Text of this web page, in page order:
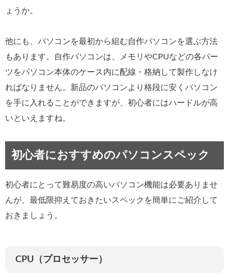
ょうか。
他にも、パソコンを最初から組む自作パソコンを選ぶ方法
もあります。自作パソコンは、メモリやCPUなどの各パー
ツをパソコン本体のケース内に配線・格納して製作しなけ
ればなりません。新品のパソコンより格段に安くパソコン
を手に入れることができますが、初心者にはハードルが高
いといえますね。
初心者におすすめのパソコンスペック
初心者にとって難易度の高いパソコン機能は必要ありませ
んが、最低限抑えておきたいスペックを簡単にご紹介して
おきましょう。
CPU（プロセッサー）